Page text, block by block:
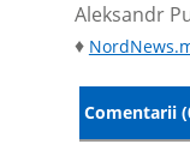
Aleksandr
♦
Comentarii